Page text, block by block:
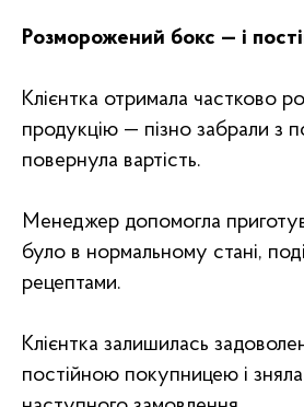
Розморожений бокс — і
Клієнтка отримала частково
продукцію — пізно забрали з
повернула вартість.
Менеджер допомогла
було в нормальному стані,
рецептами.
Клієнтка залишилась
постійною покупницею і